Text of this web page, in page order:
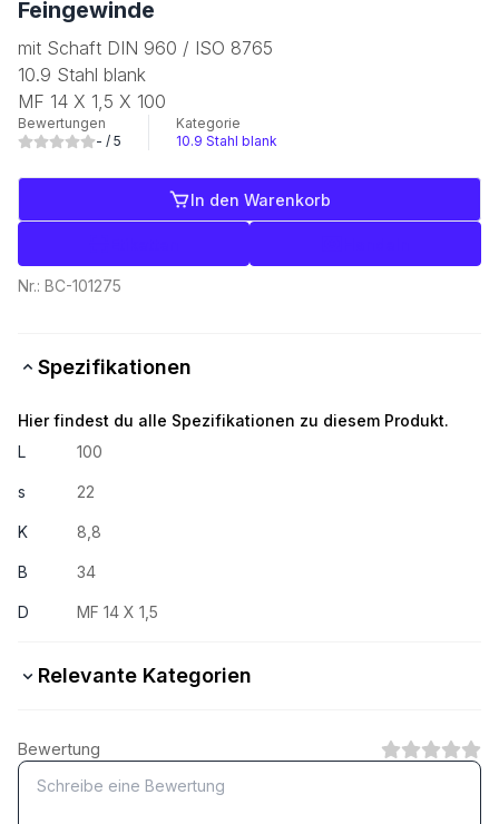
Feingewinde
mit Schaft DIN 960 / ISO 8765
10.9 Stahl blank
MF 14 X 1,5 X 100
Bewertungen
- / 5
Kategorie
10.9 Stahl blank
In den Warenkorb
Nr.: BC-101275
Spezifikationen
Hier findest du alle Spezifikationen zu diesem Produkt.
L
100
s 22
K 8,8
B 34
D MF 14 X 1,5
Relevante Kategorien
10.9 Stahl verzinkt
Bewertung